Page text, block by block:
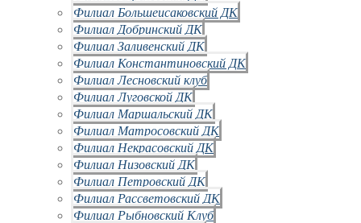
Филиал Большеисаковский ДК
Филиал Добринский ДК
Филиал Заливенский ДК
Филиал Константиновский ДК
Филиал Лесновский клуб
Филиал Луговской ДК
Филиал Маршальский ДК
Филиал Матросовский ДК
Филиал Некрасовский ДК
Филиал Низовский ДК
Филиал Петровский ДК
Филиал Рассветовский ДК
Филиал Рыбновский Клуб